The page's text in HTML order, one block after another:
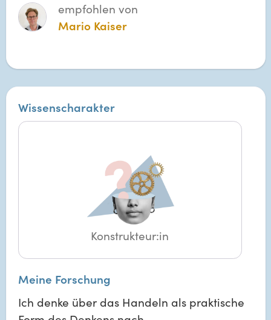
empfohlen von
Mario Kaiser
Wissenscharakter
Konstrukteur:in
Meine Forschung
Ich denke über das Handeln als praktische